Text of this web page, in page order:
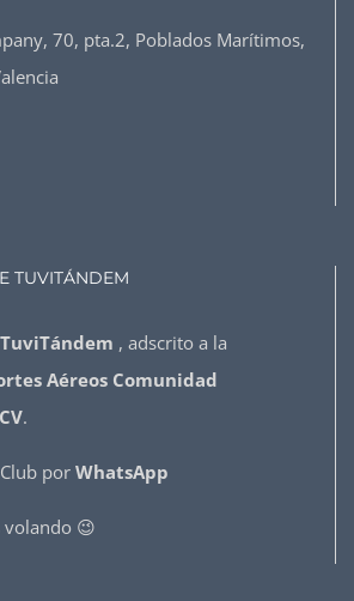
70, pta.2, Poblados Marítimos,
TUVITÁNDEM
, adscrito a la
Aéreos Comunidad
.
por WhatsApp
volando 😉